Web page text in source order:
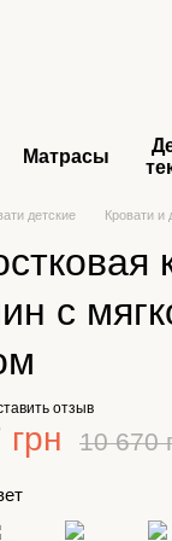
Матрасы
детские Кровати и
с
отзыв
10 670